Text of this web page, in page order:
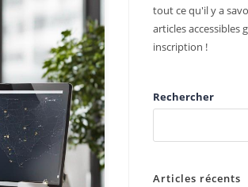
tout ce qu'il y a
articles accessibles
inscription !
Rechercher
Articles récents